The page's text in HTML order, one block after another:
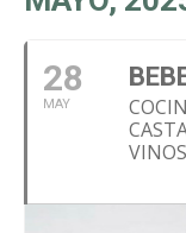
28
MAY